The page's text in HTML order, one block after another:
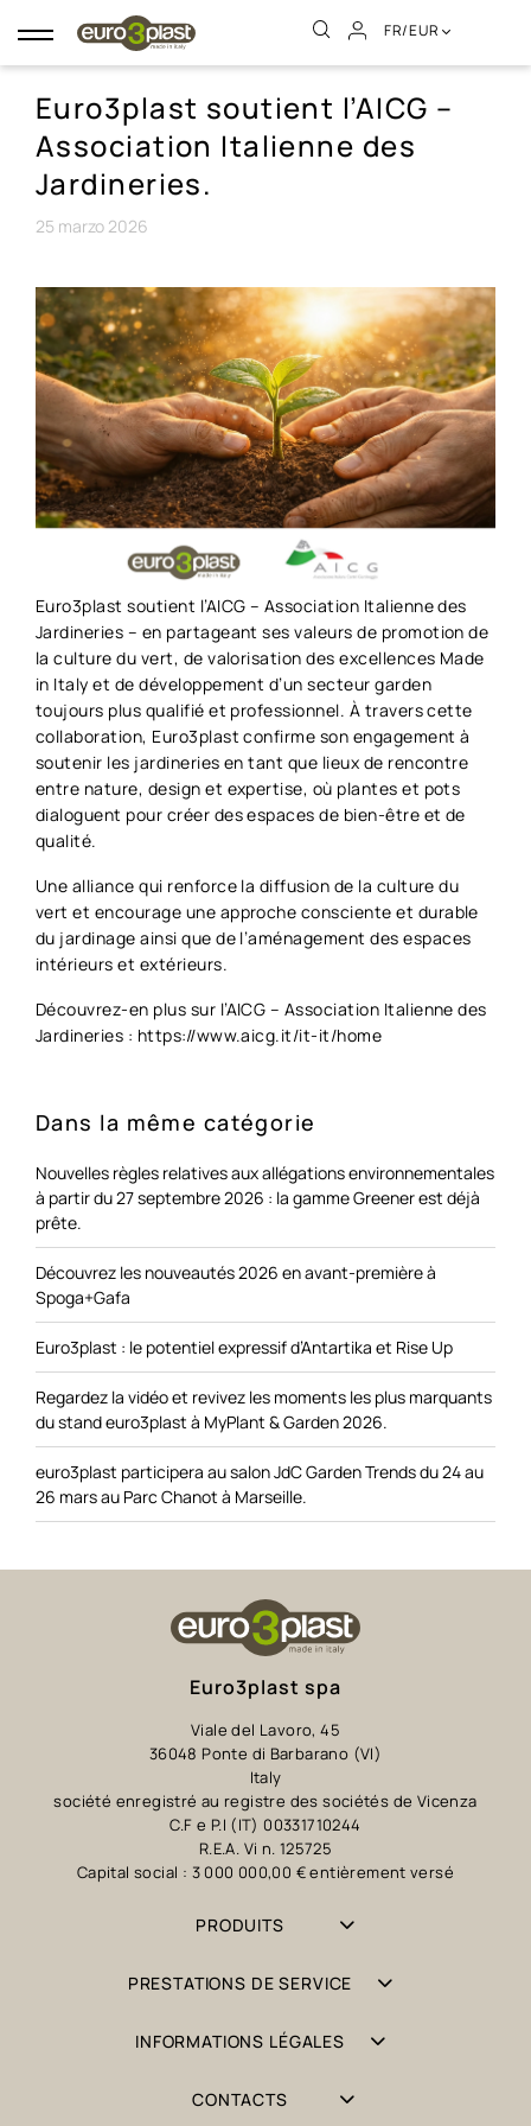
Basculer
la
FR/EUR
Euro3plast soutient l’AICG –
Association Italienne des
Jardineries.
25 marzo 2026
Euro3plast soutient l’AICG – Association Italienne des
Jardineries – en partageant ses valeurs de promotion de
la culture du vert, de valorisation des excellences Made
in Italy et de développement d’un secteur garden
toujours plus qualifié et professionnel. À travers cette
collaboration, Euro3plast confirme son engagement à
soutenir les jardineries en tant que lieux de rencontre
entre nature, design et expertise, où plantes et pots
dialoguent pour créer des espaces de bien-être et de
qualité.
Une alliance qui renforce la diffusion de la culture du
vert et encourage une approche consciente et durable
du jardinage ainsi que de l’aménagement des espaces
intérieurs et extérieurs.
Découvrez-en plus sur l’AICG – Association Italienne des
Jardineries : https://www.aicg.it/it-it/home
Dans la même catégorie
Nouvelles règles relatives aux allégations environnementales
à partir du 27 septembre 2026 : la gamme Greener est déjà
prête.
Découvrez les nouveautés 2026 en avant-première à
Spoga+Gafa
Euro3plast : le potentiel expressif d’Antartika et Rise Up
Regardez la vidéo et revivez les moments les plus marquants
du stand euro3plast à MyPlant & Garden 2026.
euro3plast participera au salon JdC Garden Trends du 24 au
26 mars au Parc Chanot à Marseille.
Euro3plast spa
Viale del Lavoro, 45
36048 Ponte di Barbarano (VI)
Italy
société enregistré au registre des sociétés de Vicenza
C.F e P.I (IT) 00331710244
R.E.A. Vi n. 125725
Capital social : 3 000 000,00 € entièrement versé
PRODUITS
PRESTATIONS DE SERVICE
INFORMATIONS LÉGALES
CONTACTS